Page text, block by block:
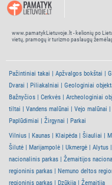
www.pamatykLietuvoje.lt - kelionių po
vietų, pramogų ir turizmo paslaugų
Pažintiniai takai Apžvalgos bokštai
Dvarai
Piliakalniai Geologiniai
Bažnyčios
Cerkvės Archeologiniai
tiltai
Vandens malūnai Vejo malūnai
Paplūdimiai
Žirgynai
Parkai
Vilnius
Kaunas Klaipėda Šiauliai
Šilutė
Marijampolė Ukmergė Alytus
nacionalinis parkas
Žemaitijos
regioninis parkas
Nemuno deltos
regioninis parkas
Dzūkija Žemaitija